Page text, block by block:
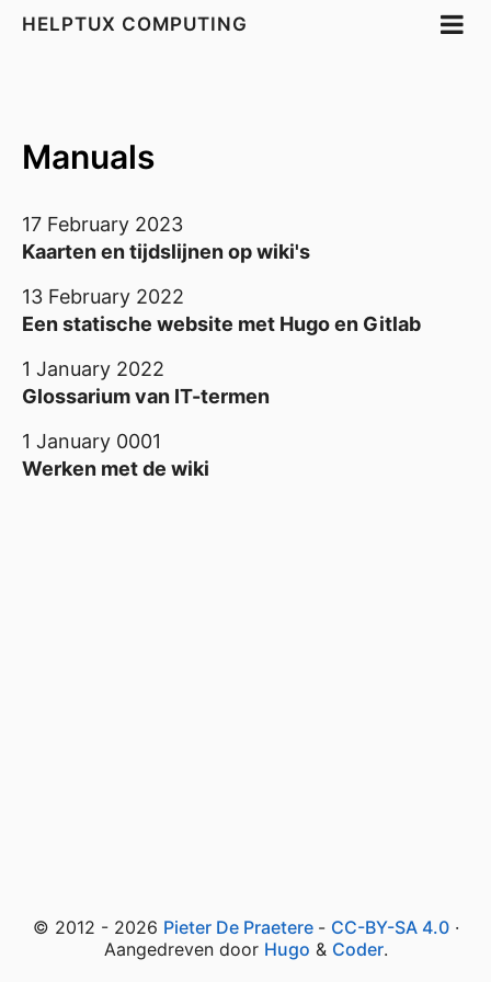
HELPTUX COMPUTING
Manuals
17 February 2023
Kaarten en tijdslijnen op wiki's
13 February 2022
Een statische website met Hugo en Gitlab
1 January 2022
Glossarium van IT-termen
1 January 0001
Werken met de wiki
© 2012 - 2026 Pieter De Praetere - CC-BY-SA 4.0·
Aangedreven door Hugo & Coder.